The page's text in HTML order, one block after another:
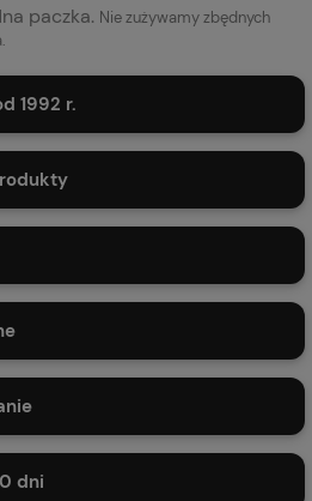
paczka. Nie zużywamy zbędnych
1992 r.
dni